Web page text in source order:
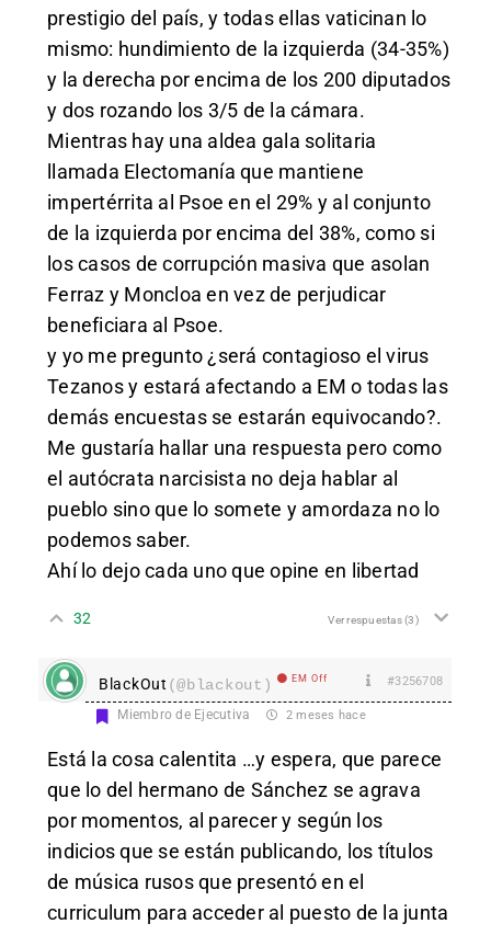
prestigio del país, y todas ellas vaticinan lo
mismo: hundimiento de la izquierda (34-35%)
y la derecha por encima de los 200 diputados
y dos rozando los 3/5 de la cámara.
Mientras hay una aldea gala solitaria
llamada Electomanía que mantiene
impertérrita al Psoe en el 29% y al conjunto
de la izquierda por encima del 38%, como si
los casos de corrupción masiva que asolan
Ferraz y Moncloa en vez de perjudicar
beneficiara al Psoe.
y yo me pregunto ¿será contagioso el virus
Tezanos y estará afectando a EM o todas las
demás encuestas se estarán equivocando?.
Me gustaría hallar una respuesta pero como
el autócrata narcisista no deja hablar al
pueblo sino que lo somete y amordaza no lo
podemos saber.
Ahí lo dejo cada uno que opine en libertad
32 Ver respuestas(3)
BlackOut (@blackout) EM Off #3256708
Miembro de Ejecutiva 2 meses hace
Está la cosa calentita …y espera, que parece
que lo del hermano de Sánchez se agrava
por momentos, al parecer y según los
indicios que se están publicando, los títulos
de música rusos que presentó en el
curriculum para acceder al puesto de la junta